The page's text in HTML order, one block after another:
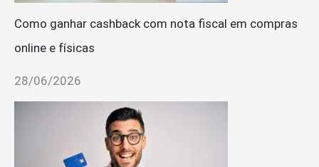
Como ganhar cashback com nota fiscal em compras
online e físicas
28/06/2026